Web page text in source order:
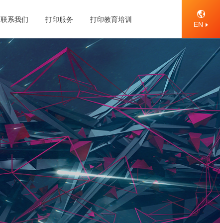
联系我们 打印服务 打印教育培训
EN